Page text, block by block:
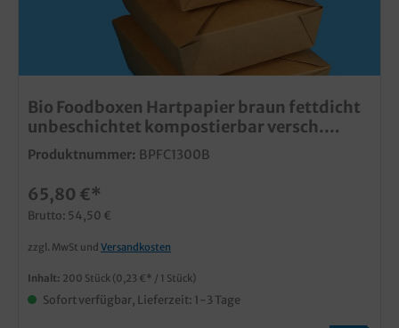
Bio Foodboxen Hartpapier braun fettdicht
unbeschichtet kompostierbar versch.
Größen
Produktnummer: BPFC1300B
65,80 €*
Brutto: 54,50 €
zzgl. MwSt und Versandkosten
Inhalt: 200 Stück (0,23 €* / 1 Stück)
Sofort verfügbar, Lieferzeit: 1-3 Tage